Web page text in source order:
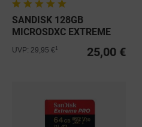
SANDISK 128GB
MICROSDXC EXTREME
PRO C10 UHS-I...
25,00 €
UVP: 29,95 €